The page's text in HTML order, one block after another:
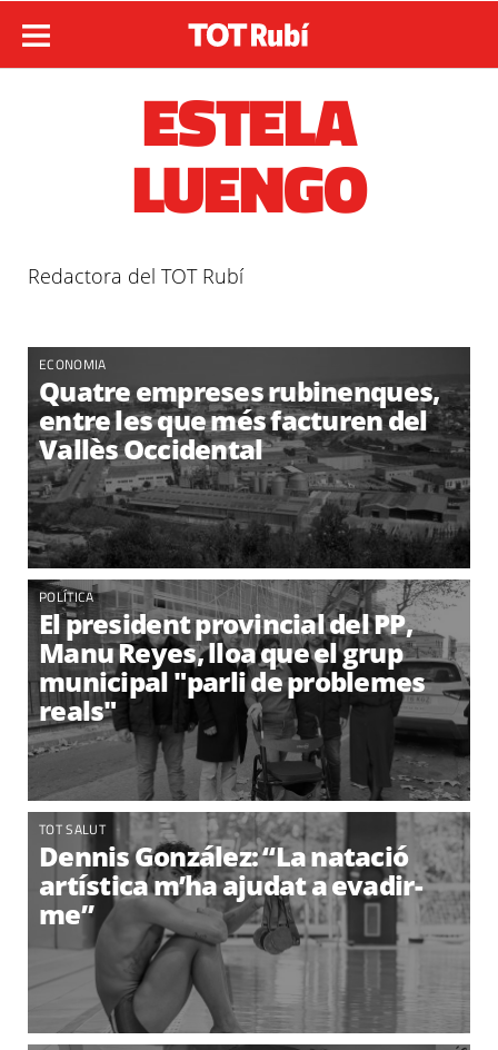
ESTELA
LUENGO
Redactora del TOT Rubí
ECONOMIA
Quatre empreses rubinenques,
entre les que més facturen del
Vallès Occidental
POLÍTICA
El president provincial del PP,
Manu Reyes, lloa que el grup
municipal "parli de problemes
reals"
TOT SALUT
Dennis González: “La natació
artística m’ha ajudat a evadir-
me”